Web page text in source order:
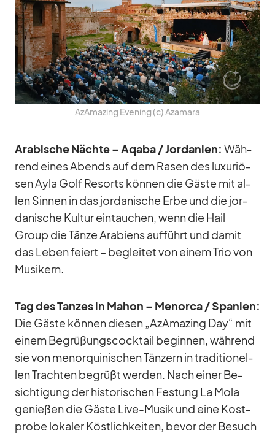
AzAma­zing Evening (c) Aza­mara
Ara­bi­sche Nächte – Aqaba /​ Jor­da­nien: Wäh­
rend ei­nes Abends auf dem Ra­sen des lu­xu­riö­
sen Ayla Golf Re­sorts kön­nen die Gäste mit al­
len Sin­nen in das jor­da­ni­sche Erbe und die jor­
da­ni­sche Kul­tur ein­tau­chen, wenn die Hail
Group die Tänze Ara­bi­ens auf­führt und da­mit
das Le­ben fei­ert – be­glei­tet von ei­nem Trio von
Mu­si­kern.
Tag des Tan­zes in Ma­hon – Me­norca /​ Spa­nien:
Die Gäste kön­nen die­sen „AzAma­zing Day“ mit
ei­nem Be­grü­ßungs­cock­tail be­gin­nen, wäh­rend
sie von me­nor­qui­ni­schen Tän­zern in tra­di­tio­nel­
len Trach­ten be­grüßt wer­den. Nach ei­ner Be­
sich­ti­gung der his­to­ri­schen Fes­tung La Mola
ge­nie­ßen die Gäste Live-Mu­sik und eine Kost­
probe lo­ka­ler Köst­lich­kei­ten, be­vor der Be­such